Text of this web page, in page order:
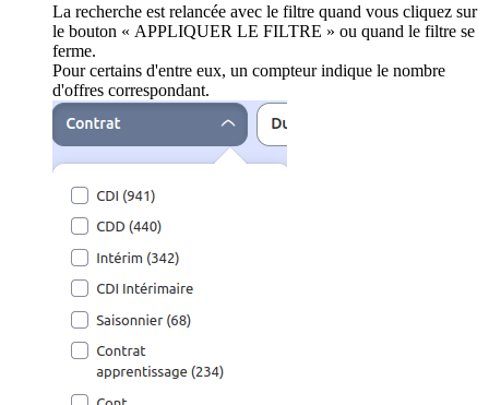
La recherche est relancée avec le filtre quand vous cliquez sur
le bouton « APPLIQUER LE FILTRE » ou quand le filtre se
ferme.
Pour certains d'entre eux, un compteur indique le nombre
d'offres correspondant.